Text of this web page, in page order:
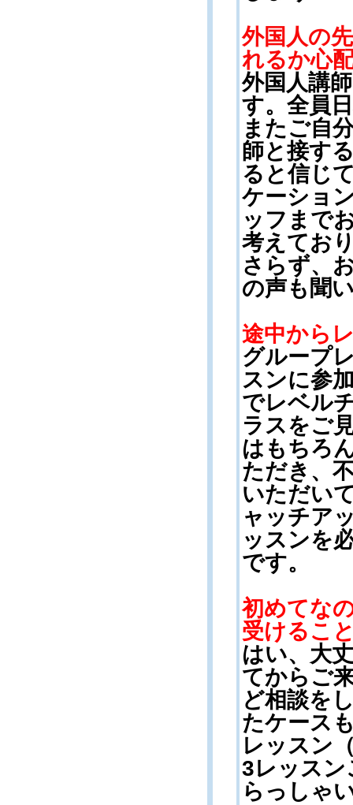
外国人の
れるか心
外国人講
す。全員
またご自
師と接す
ると信じ
ケーショ
ッフまで
考えてお
さらず、
の声も聞
途中から
グループ
スンに参
でレベル
ラスをご
はもちろ
ただき、
いただい
ャッチア
ッスンを
です。
初めてな
受けるこ
はい、大
てからご
ど相談を
たケース
レッスン
3レッスン
らっしゃ